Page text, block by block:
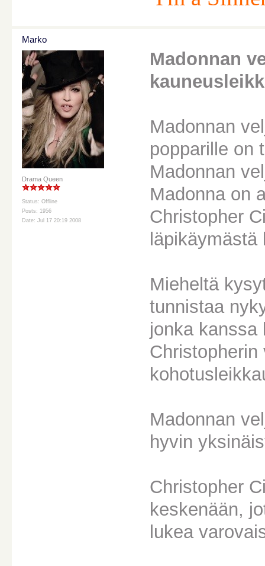
Marko
Drama Queen
Status: Offline
Posts: 1956
Date: Jul 17 20:19 2008
Madonnan
Madonnan
popparille on
Madonnan
Madonna on
Christopher
Mieheltä
tunnistaa
jonka kanssa
Madonnan
hyvin
Christopher
keskenään,
lukea